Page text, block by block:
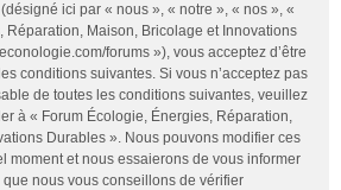
ici par « nous », « notre », « nos », «
Réparation, Maison, Bricolage et Innovations
forums »), vous acceptez d’être
conditions suivantes. Si vous n’acceptez pas
de toutes les conditions suivantes, veuillez
à « Forum Écologie, Énergies, Réparation,
Durables ». Nous pouvons modifier ces
moment et nous essaierons de vous informer
nous vous conseillons de vérifier